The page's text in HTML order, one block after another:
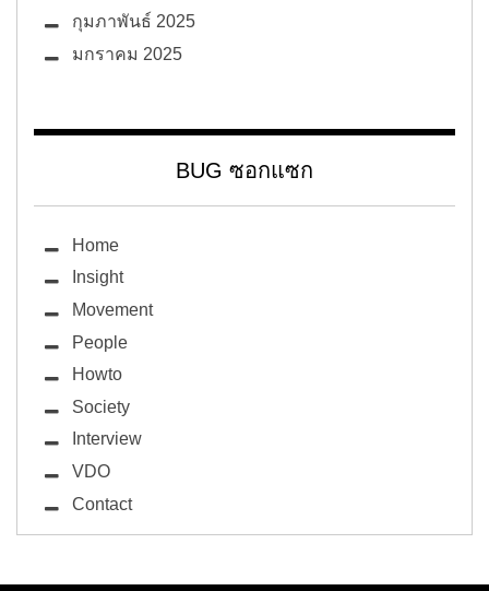
กุมภาพันธ์ 2025
มกราคม 2025
BUG ซอกแซก
Home
Insight
Movement
People
Howto
Society
Interview
VDO
Contact